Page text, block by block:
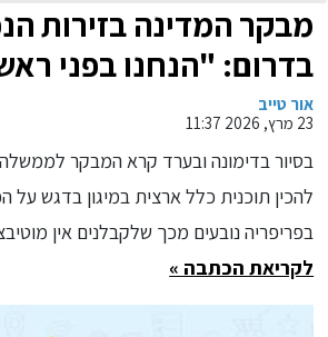
מבקר המדינה בזירות
בדרום: "הנחנו בפני
שר הביטחון והרמטכ"ל
ביותר שהוגש להם אחרי
על מערכת ההגנה
לתת מענה לנושאים
אור טייב
23 מרץ, 2026 11:37
בסיור בדימונה ובערד קרא המבקר
להכין תוכנית כלל ארצית במיגון בדגש על
בפריפריה נובעים מכך שלקבלנים אין
לקריאת הכתבה »